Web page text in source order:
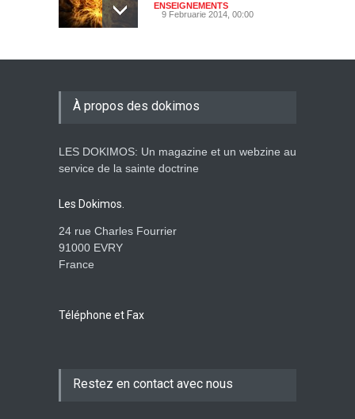
ENSEIGNEMENTS
9 Februarie 2014, 00:00
Dumnezeu, Tatal nostru de
ENSEIGNEMENTS
À propos des dokimos
LES DOKIMOS: Un magazine et un webzine au
service de la sainte doctrine
Les Dokimos.
24 rue Charles Fourrier
91000 EVRY
France
Téléphone et Fax
Restez en contact avec nous